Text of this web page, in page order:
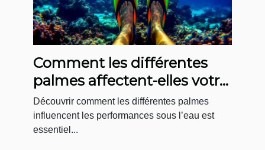
Comment les différentes
palmes affectent-elles votre
performance sous l'eau ?
Découvrir comment les différentes palmes
influencent les performances sous l’eau est
essentiel...